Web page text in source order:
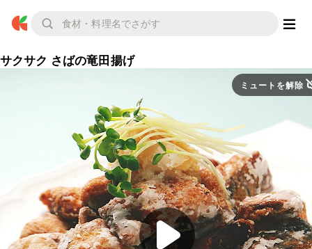
サクサク さばの竜田揚げ
ミュートを解除